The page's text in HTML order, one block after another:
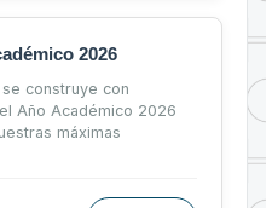
2026
construye con
Año Académico 2026
máximas